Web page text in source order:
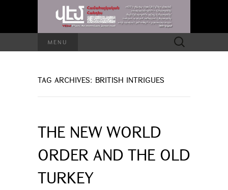
MENU
Search
for:
TAG ARCHIVES: BRITISH INTRIGUES
THE NEW WORLD
ORDER AND THE OLD
TURKEY